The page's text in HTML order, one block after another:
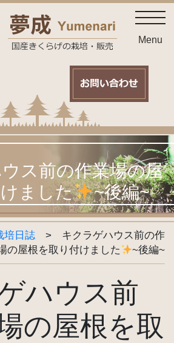
ス前の作業場の屋
ました
~後編~
Menu
培日誌 > キクラゲハウス前の作
の屋根を取り付けました
~後編~
ハウス前
の屋根を取